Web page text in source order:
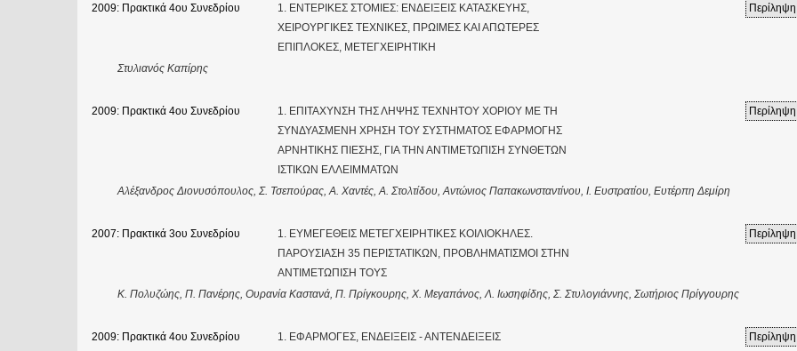
2009: Πρακτικά 4ου Συνεδρίου
1. ΕΝΤΕΡΙΚΕΣ ΣΤΟΜΙΕΣ: ΕΝΔΕΙΞΕΙΣ ΚΑΤΑΣΚΕΥΗΣ,
ΧΕΙΡΟΥΡΓΙΚΕΣ ΤΕΧΝΙΚΕΣ, ΠΡΩΙΜΕΣ ΚΑΙ ΑΠΩΤΕΡΕΣ
ΕΠΙΠΛΟΚΕΣ, ΜΕΤΕΓΧΕΙΡΗΤΙΚΗ
Περίληψη
Στυλιανός Καπίρης
2009: Πρακτικά 4ου Συνεδρίου
1. ΕΠΙΤΑΧΥΝΣΗ ΤΗΣ ΛΗΨΗΣ ΤΕΧΝΗΤΟΥ ΧΟΡΙΟΥ ΜΕ ΤΗ
ΣΥΝΔΥΑΣΜΕΝΗ ΧΡΗΣΗ ΤΟΥ ΣΥΣΤΗΜΑΤΟΣ ΕΦΑΡΜΟΓΗΣ
ΑΡΝΗΤΙΚΗΣ ΠΙΕΣΗΣ, ΓΙΑ ΤΗΝ ΑΝΤΙΜΕΤΩΠΙΣΗ ΣΥΝΘΕΤΩΝ
ΙΣΤΙΚΩΝ ΕΛΛΕΙΜΜΑΤΩΝ
Περίληψη
Αλέξανδρος Διονυσόπουλος, Σ. Τσεπούρας, Α. Χαντές, Α. Στολτίδου, Αντώνιος Παπακωνσταντίνου, Ι. Ευστρατίου, Ευτέρπη Δεμίρη
2007: Πρακτικά 3ου Συνεδρίου
1. ΕΥΜΕΓΕΘΕΙΣ ΜΕΤΕΓΧΕΙΡΗΤΙΚΕΣ ΚΟΙΛΙΟΚΗΛΕΣ.
ΠΑΡΟΥΣΙΑΣΗ 35 ΠΕΡΙΣΤΑΤΙΚΩΝ, ΠΡΟΒΛΗΜΑΤΙΣΜΟΙ ΣΤΗΝ
ΑΝΤΙΜΕΤΩΠΙΣΗ ΤΟΥΣ
Περίληψη
Κ. Πολυζώης, Π. Πανέρης, Ουρανία Καστανά, Π. Πρίγκουρης, Χ. Μεγαπάνος, Λ. Ιωσηφίδης, Σ. Στυλογιάννης, Σωτήριος Πρίγγουρης
2009: Πρακτικά 4ου Συνεδρίου 1. ΕΦΑΡΜΟΓΕΣ, ΕΝΔΕΙΞΕΙΣ - ΑΝΤΕΝΔΕΙΞΕΙΣ Περίληψη